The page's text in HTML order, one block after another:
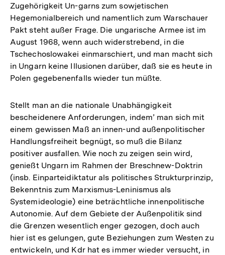
Zugehörigkeit Un-garns zum sowjetischen
Hegemonialbereich und namentlich zum Warschauer
Pakt steht außer Frage. Die ungarische Armee ist im
August 1968, wenn auch widerstrebend, in die
Tschechoslowakei einmarschiert, und man macht sich
in Ungarn keine Illusionen darüber, daß sie es heute in
Polen gegebenenfalls wieder tun müßte.
Stellt man an die nationale Unabhängigkeit
bescheidenere Anforderungen, indem’ man sich mit
einem gewissen Maß an innen-und außenpolitischer
Handlungsfreiheit begnügt, so muß die Bilanz
positiver ausfallen. Wie noch zu zeigen sein wird,
genießt Ungarn im Rahmen der Breschnew-Doktrin
(insb. Einparteidiktatur als politisches Strukturprinzip,
Bekenntnis zum Marxismus-Leninismus als
Systemideologie) eine beträchtliche innenpolitische
Autonomie. Auf dem Gebiete der Außenpolitik sind
die Grenzen wesentlich enger gezogen, doch auch
hier ist es gelungen, gute Beziehungen zum Westen zu
entwickeln, und Kdr hat es immer wieder versucht, in